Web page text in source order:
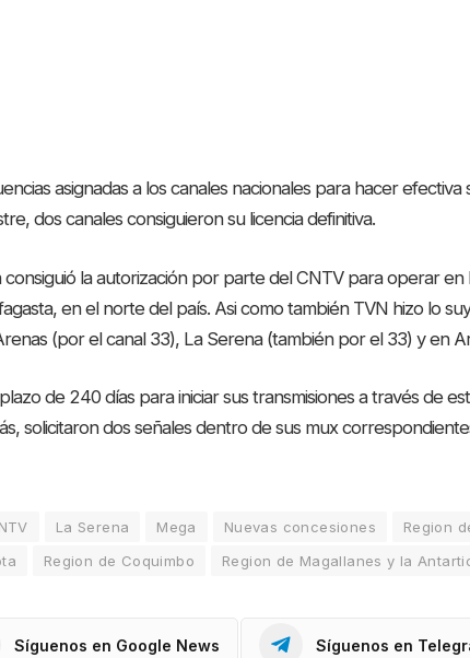
asignadas a los canales nacionales para hacer efectiva
dos canales consiguieron su licencia definitiva.
la autorización por parte del CNTV para operar en
en el norte del país. Asi como también TVN hizo lo
(por el canal 33), La Serena (también por el 33) y en
de 240 días para iniciar sus transmisiones a través de
solicitaron dos señales dentro de sus mux
La Serena Mega Nuevas concesiones
Region
Region de Coquimbo Region de Magallanes y la
Síguenos en Google News Síguenos en